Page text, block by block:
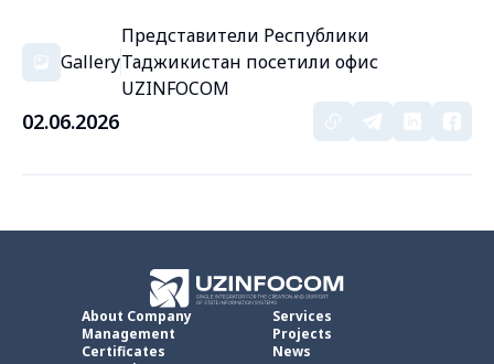
Gallery
Представители Республики
Таджикистан посетили офис
UZINFOCOM
02.06.2026
About Company
Management
Certificates
Services
Projects
News